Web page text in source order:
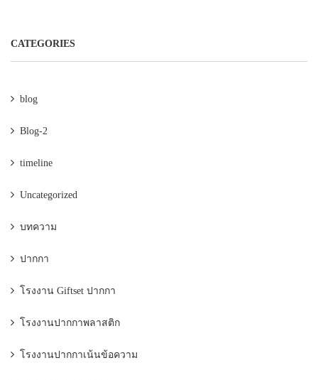
CATEGORIES
blog
Blog-2
timeline
Uncategorized
บทความ
ปากกา
โรงงาน Giftset ปากกา
โรงงานปากกาพลาสติก
โรงงานปากกาเน้นข้อความ